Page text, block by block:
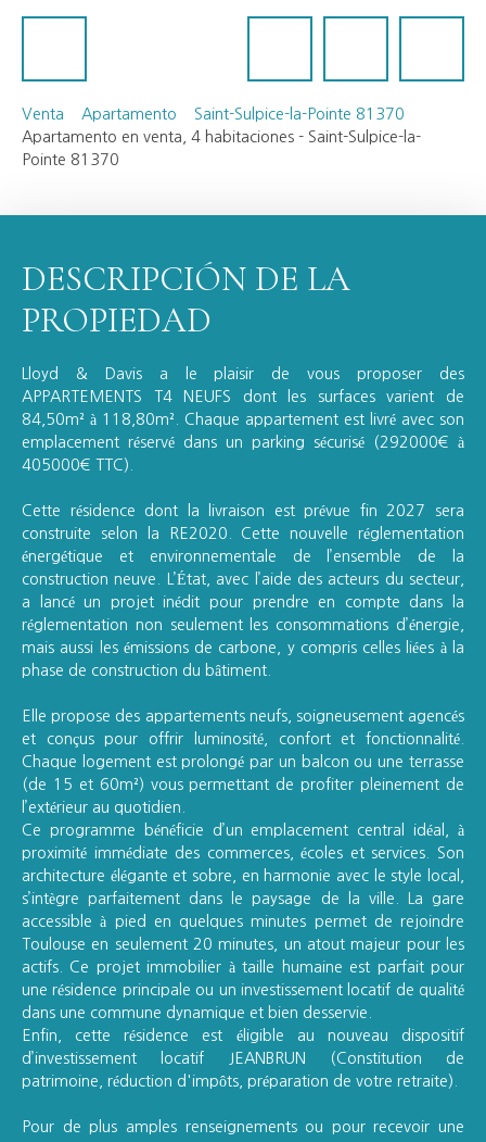
Venta Apartamento
Saint-Sulpice-la-Pointe 81370
Apartamento en venta, 4 habitaciones - Saint-Sulpice-la-
Pointe 81370
DESCRIPCIÓN DE LA
PROPIEDAD
Lloyd & Davis a le plaisir de vous proposer des
APPARTEMENTS T4 NEUFS dont les surfaces varient de
84,50m² à 118,80m². Chaque appartement est livré avec son
emplacement réservé dans un parking sécurisé (292000€ à
405000€ TTC).
Cette résidence dont la livraison est prévue fin 2027 sera
construite selon la RE2020. Cette nouvelle réglementation
énergétique et environnementale de l’ensemble de la
construction neuve. L’État, avec l’aide des acteurs du secteur,
a lancé un projet inédit pour prendre en compte dans la
réglementation non seulement les consommations d’énergie,
mais aussi les émissions de carbone, y compris celles liées à la
phase de construction du bâtiment.
Elle propose des appartements neufs, soigneusement agencés
et conçus pour offrir luminosité, confort et fonctionnalité.
Chaque logement est prolongé par un balcon ou une terrasse
(de 15 et 60m²) vous permettant de profiter pleinement de
l’extérieur au quotidien.
Ce programme bénéficie d’un emplacement central idéal, à
proximité immédiate des commerces, écoles et services. Son
architecture élégante et sobre, en harmonie avec le style local,
s’intègre parfaitement dans le paysage de la ville. La gare
accessible à pied en quelques minutes permet de rejoindre
Toulouse en seulement 20 minutes, un atout majeur pour les
actifs. Ce projet immobilier à taille humaine est parfait pour
une résidence principale ou un investissement locatif de qualité
dans une commune dynamique et bien desservie.
Enfin, cette résidence est éligible au nouveau dispositif
d’investissement locatif JEANBRUN (Constitution de
patrimoine, réduction d'impôts, préparation de votre retraite).
Pour de plus amples renseignements ou pour recevoir une